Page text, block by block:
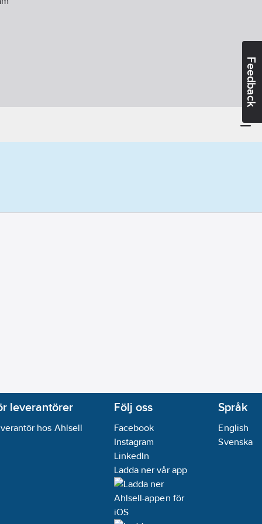
Feedback
leverantörer
hos Ahlsell
Följ oss
Facebook
Instagram
LinkedIn
Ladda ner vår app
Språk
English
Svenska